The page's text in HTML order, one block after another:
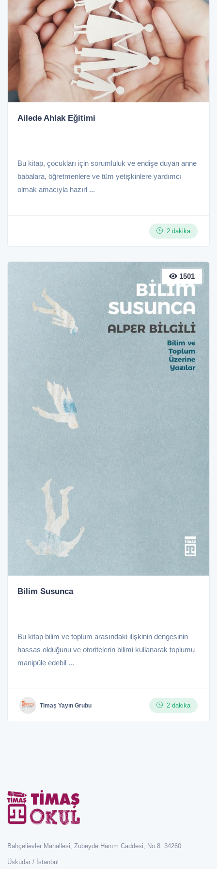
Ailede Ahlak Eğitimi
Bu kitap, çocukları için sorumluluk ve endişe duyan anne
babalara, öğretmenlere ve tüm yetişkinlere yardımcı
olmak amacıyla hazırl ...
2 dakika
1501
Bilim Susunca
Bu kitap bilim ve toplum arasındaki ilişkinin dengesinin
hassas olduğunu ve otoritelerin bilimi kullanarak toplumu
manipüle edebil ...
Timaş Yayın Grubu 2 dakika
Bahçelievler Mahallesi, Zübeyde Hanım Caddesi, No:8. 34260
Üsküdar / İstanbul